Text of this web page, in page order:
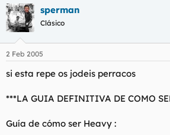
i
a
d
o
d
e
a
d
i
i
sperman
Clásico
2 Feb 2005
si esta repe os jodeis perracos
***LA GUIA DEFINITIVA DE COMO
Guía de cómo ser Heavy :